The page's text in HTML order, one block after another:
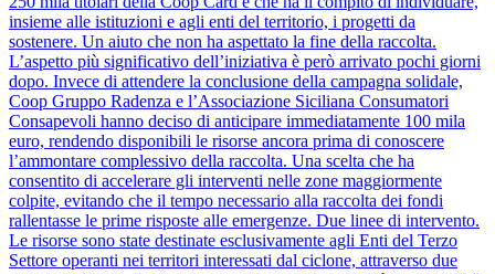
insieme alle istituzioni e agli enti del territorio, i progetti da
sostenere. Un aiuto che non ha aspettato la fine della raccolta.
L’aspetto più significativo dell’iniziativa è però arrivato pochi giorni
dopo. Invece di attendere la conclusione della campagna solidale,
Coop Gruppo Radenza e l’Associazione Siciliana Consumatori
Consapevoli hanno deciso di anticipare immediatamente 100 mila
euro, rendendo disponibili le risorse ancora prima di conoscere
l’ammontare complessivo della raccolta. Una scelta che ha
consentito di accelerare gli interventi nelle zone maggiormente
colpite, evitando che il tempo necessario alla raccolta dei fondi
rallentasse le prime risposte alle emergenze. Due linee di intervento.
Le risorse sono state destinate esclusivamente agli Enti del Terzo
Settore operanti nei territori interessati dal ciclone, attraverso due